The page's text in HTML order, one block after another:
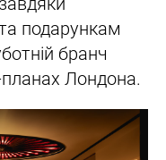
подарункам
бранч
Лондона.